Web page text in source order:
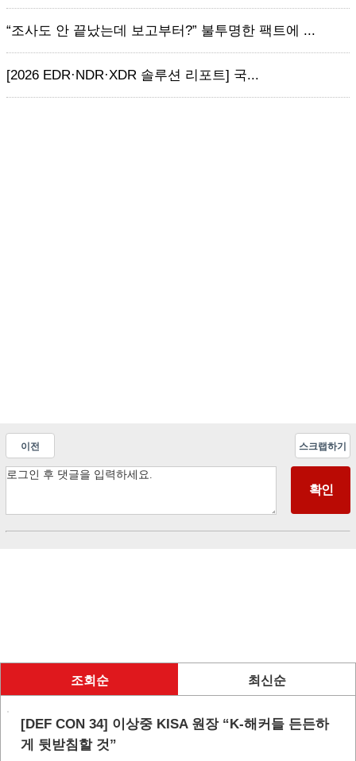
“조사도 안 끝났는데 보고부터?” 불투명한 팩트에 ...
[2026 EDR·NDR·XDR 솔루션 리포트] 국...
이전 스크랩하기
조회순 최신순
[DEF CON 34] 이상중 KISA 원장 “K-해커들 든든하
게 뒷받침할 것”